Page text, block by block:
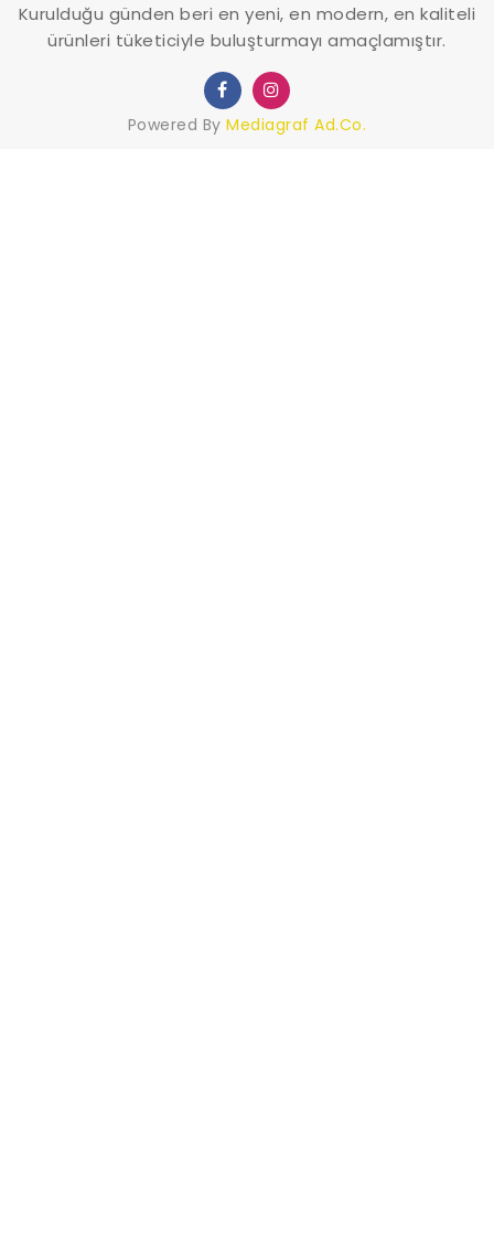
Kurulduğu günden beri en yeni, en modern, en kaliteli
ürünleri tüketiciyle buluşturmayı amaçlamıştır.
Powered ByMediagraf Ad.Co.